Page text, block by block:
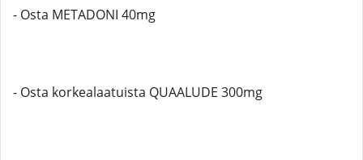
- Osta METADONI 40mg
- Osta korkealaatuista QUAALUDE 300mg